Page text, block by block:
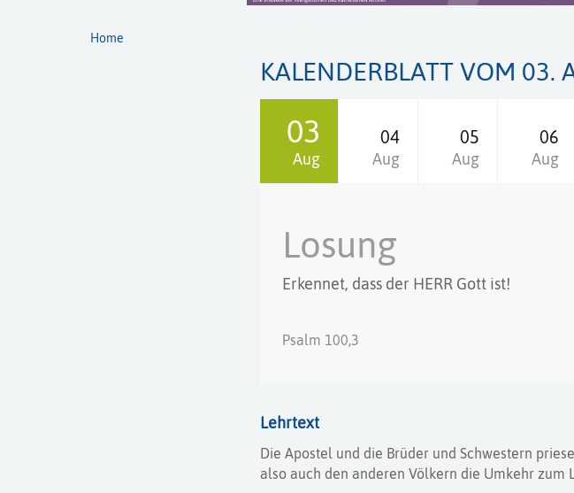
Home
KALENDERBLATT VOM 03.
03
Aug
04
Aug
05
Aug
06
Aug
Losung
Erkennet, dass der HERR Gott ist!
Psalm 100,3
Lehrtext
Die Apostel und die Brüder und Schwestern
also auch den anderen Völkern die Umkehr zum